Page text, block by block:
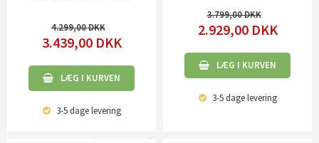
4.299,00
3.439,00 DKK
LÆG I KURVEN
3-5 dagelevering
3.799,00
2.929,00 DKK
LÆG I KURVEN
3-5 dagelevering